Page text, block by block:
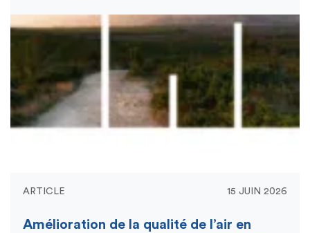
ARTICLE 15 JUIN 2026
Amélioration de la qualité de l’air en